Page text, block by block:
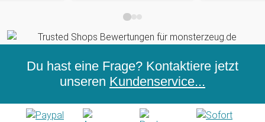
Du hast eine Frage? Kontaktiere jetzt
unseren Kundenservice...